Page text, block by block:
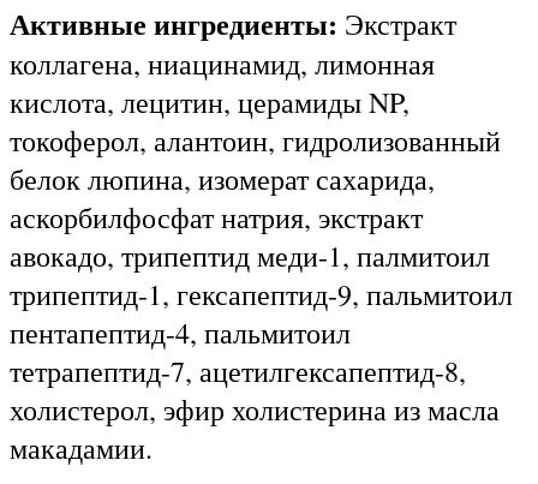
Активные ингредиенты: Экстракт
коллагена, ниацинамид, лимонная
кислота, лецитин, церамиды NP,
токоферол, алантоин, гидролизованный
белок люпина, изомерат сахарида,
аскорбилфосфат натрия, экстракт
авокадо, трипептид меди-1, палмитоил
трипептид-1, гексапептид-9, пальмитоил
пентапептид-4, пальмитоил
тетрапептид-7, ацетилгексапептид-8,
холистерол, эфир холистерина из масла
макадамии.